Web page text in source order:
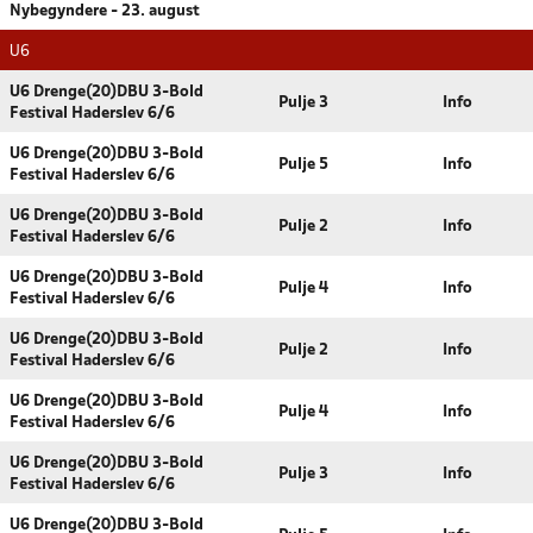
Nybegyndere - 23. august
U6
U6 Drenge(20)DBU 3-Bold
Festival Haderslev 6/6
Pulje 3 Info
U6 Drenge(20)DBU 3-Bold
Festival Haderslev 6/6
Pulje 5 Info
U6 Drenge(20)DBU 3-Bold
Festival Haderslev 6/6
Pulje 2 Info
U6 Drenge(20)DBU 3-Bold
Festival Haderslev 6/6
Pulje 4 Info
U6 Drenge(20)DBU 3-Bold
Festival Haderslev 6/6
Pulje 2 Info
U6 Drenge(20)DBU 3-Bold
Festival Haderslev 6/6
Pulje 4 Info
U6 Drenge(20)DBU 3-Bold
Festival Haderslev 6/6
Pulje 3 Info
U6 Drenge(20)DBU 3-Bold